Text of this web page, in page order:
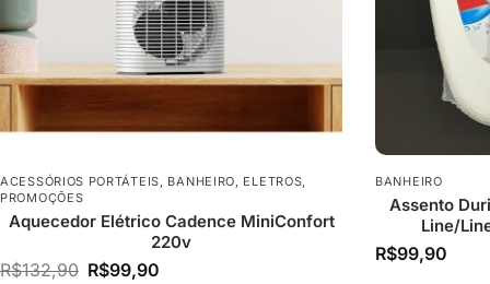
ACESSÓRIOS PORTÁTEIS, BANHEIRO, ELETROS,
PROMOÇÕES
Aquecedor Elétrico Cadence MiniConfort
220v
R$132,90 R$99,90
BANHEIRO
Assento
Line/
R$99,90